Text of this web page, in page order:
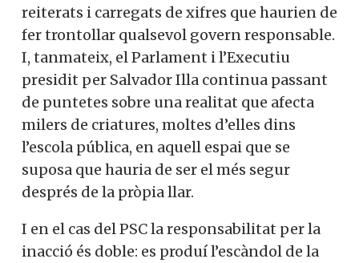
reiterats i carregats de xifres que haurien de
fer trontollar qualsevol govern responsable.
I, tanmateix, el Parlament i l’Executiu
presidit per Salvador Illa continua passant
de puntetes sobre una realitat que afecta
milers de criatures, moltes d’elles dins
l’escola pública, en aquell espai que se
suposa que hauria de ser el més segur
després de la pròpia llar.
I en el cas del PSC la responsabilitat per la
inacció és doble: es produí l’escàndol de la